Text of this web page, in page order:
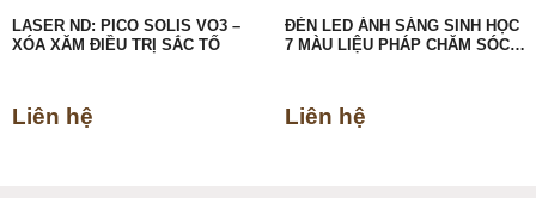
LASER ND: PICO SOLIS VO3 –
XÓA XĂM ĐIỀU TRỊ SẮC TỐ
Liên hệ
ĐÈN LED ÁNH SÁNG SINH HỌC
7 MÀU LIỆU PHÁP CHĂM SÓC
Liên hệ